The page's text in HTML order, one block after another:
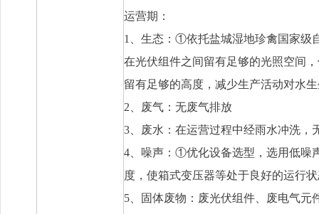
运营期：
1
、生态： ①依托盐城湿地珍禽国家级
在光伏组件之间留有足够的光照空间
留有足够的高度，减少生产活动对水
2 、废气：无废气排放
3 、废水：在运营过程中经雨水冲洗
4 、噪声： ①优化设备选型，选用低噪
度，使箱式变压器等处于良好的运行
5 、固体废物：废光伏组件、废电气